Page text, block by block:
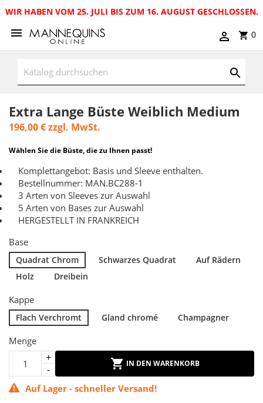
WIR HABEN VOM 25. JULI BIS ZUM 16. AUGUST GESCHLOSSEN.
0
Extra Lange Büste Weiblich Medium
196,00 €zzgl. MwSt.
Wählen Sie die Büste, die zu Ihnen passt!
Komplettangebot: Basis und Sleeve enthalten.
Bestellnummer: MAN.BC288-1
3 Arten von Sleeves zur Auswahl
5 Arten von Bases zur Auswahl
HERGESTELLT IN FRANKREICH
Base
Quadrat Chrom Schwarzes Quadrat
Auf Rädern
Holz
Dreibein
Kappe
Flach Verchromt Gland chromé Champagner
Menge
IN DEN WARENKORB
Auf Lager - schneller Versand!